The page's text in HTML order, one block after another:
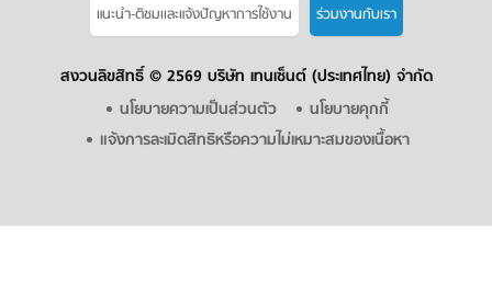
แนะนำ-ติชมเเละแจ้งปัญหาการใช้งาน ร่วมงานกับเรา
สงวนลิขสิทธิ์ © 2569 บริษัท เทนเซ็นต์ (ประเทศไทย) จำกัด
นโยบายความเป็นส่วนตัว
นโยบายคุกกี้
แจ้งการละเมิดสิทธิหรือความไม่เหมาะสมของเนื้อหา